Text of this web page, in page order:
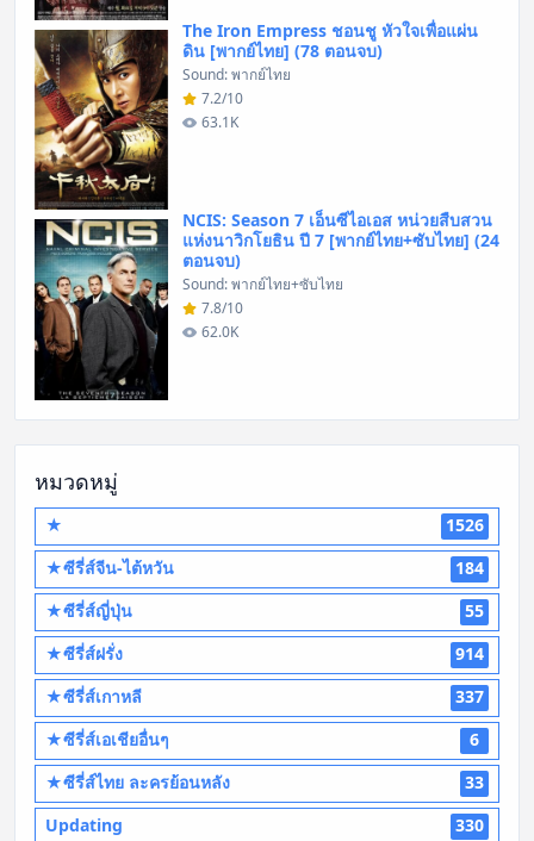
The Iron Empress ชอนชู หัวใจเพื่อแผ่น
ดิน [พากย์ไทย] (78 ตอนจบ)
Sound: พากย์ไทย
7.2/10
63.1K
NCIS: Season 7 เอ็นซีไอเอส หน่วยสืบสวน
แห่งนาวิกโยธิน ปี 7 [พากย์ไทย+ซับไทย] (24
ตอนจบ)
Sound: พากย์ไทย+ซับไทย
7.8/10
62.0K
หมวดหมู่
★
1526
★ซีรี่ส์จีน-ไต้หวัน
184
★ซีรี่ส์ญี่ปุ่น
55
★ซีรี่ส์ฝรั่ง
914
★ซีรี่ส์เกาหลี
337
★ซีรี่ส์เอเชียอื่นๆ
6
★ซีรี่ส์ไทย ละครย้อนหลัง
33
Updating
330